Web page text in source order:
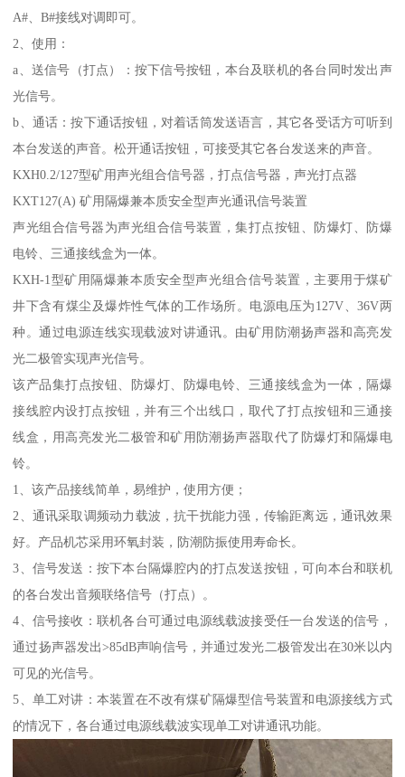
A#、B#接线对调即可。
2、使用：
a、送信号（打点）：按下信号按钮，本台及联机的各台同时发出声
光信号。
b、通话：按下通话按钮，对着话筒发送语言，其它各受话方可听到
本台发送的声音。松开通话按钮，可接受其它各台发送来的声音。
KXH0.2/127型矿用声光组合信号器，打点信号器，声光打点器
KXT127(A) 矿用隔爆兼本质安全型声光通讯信号装置
声光组合信号器为声光组合信号装置，集打点按钮、防爆灯、防爆
电铃、三通接线盒为一体。
KXH-1型矿用隔爆兼本质安全型声光组合信号装置，主要用于煤矿
井下含有煤尘及爆炸性气体的工作场所。电源电压为127V、36V两
种。通过电源连线实现载波对讲通讯。由矿用防潮扬声器和高亮发
光二极管实现声光信号。
该产品集打点按钮、防爆灯、防爆电铃、三通接线盒为一体，隔爆
接线腔内设打点按钮，并有三个出线口，取代了打点按钮和三通接
线盒，用高亮发光二极管和矿用防潮扬声器取代了防爆灯和隔爆电
铃。
1、该产品接线简单，易维护，使用方便；
2、通讯采取调频动力载波，抗干扰能力强，传输距离远，通讯效果
好。产品机芯采用环氧封装，防潮防振使用寿命长。
3、信号发送：按下本台隔爆腔内的打点发送按钮，可向本台和联机
的各台发出音频联络信号（打点）。
4、信号接收：联机各台可通过电源线载波接受任一台发送的信号，
通过扬声器发出>85dB声响信号，并通过发光二极管发出在30米以内
可见的光信号。
5、单工对讲：本装置在不改有煤矿隔爆型信号装置和电源接线方式
的情况下，各台通过电源线载波实现单工对讲通讯功能。